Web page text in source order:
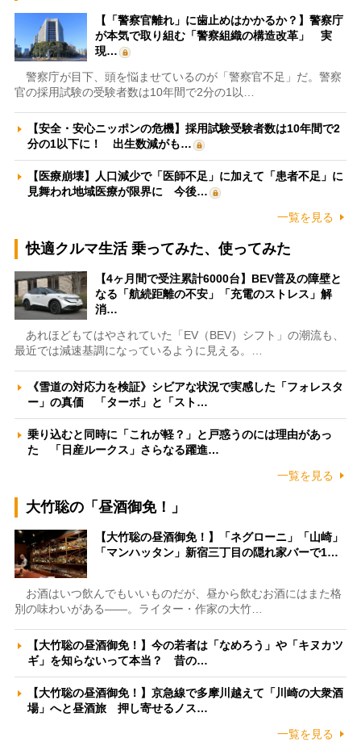
【「警察官離れ」に歯止めはかかるか？】警察庁
が本気で取り組む「警察組織の構造改革」 実
現…
警察庁が目下、頭を悩ませているのが「警察官不足」だ。警察
官の採用試験の受験者数は10年間で2分の1以…
【安全・安心ニッポンの危機】採用試験受験者数は10年間で2
分の1以下に！ 出生数減がも…
【医療崩壊】人口減少で「医師不足」に加えて「患者不足」に
見舞われ地域医療が限界に 今後…
一覧を見る
快適クルマ生活 乗ってみた、使ってみた
【4ヶ月間で受注累計6000台】BEV普及の障壁と
なる「航続距離の不安」「充電のストレス」解
消…
あれほどもてはやされていた「EV（BEV）シフト」の潮流も、
最近では減速基調になっているように見える。…
《雪道の対応力を検証》シビアな状況で実感した「フォレスタ
ー」の真価 「ターボ」と「スト…
乗り込むと同時に「これが軽？」と戸惑うのには理由があっ
た 「日産ルークス」さらなる躍進…
一覧を見る
大竹聡の「昼酒御免！」
【大竹聡の昼酒御免！】「ネグローニ」「山崎」
「マンハッタン」新宿三丁目の隠れ家バーで1…
お酒はいつ飲んでもいいものだが、昼から飲むお酒にはまた格
別の味わいがある――。ライター・作家の大竹…
【大竹聡の昼酒御免！】今の若者は「なめろう」や「キヌカツ
ギ」を知らないって本当？ 昔の…
【大竹聡の昼酒御免！】京急線で多摩川越えて「川崎の大衆酒
場」へと昼酒旅 押し寄せるノス…
一覧を見る